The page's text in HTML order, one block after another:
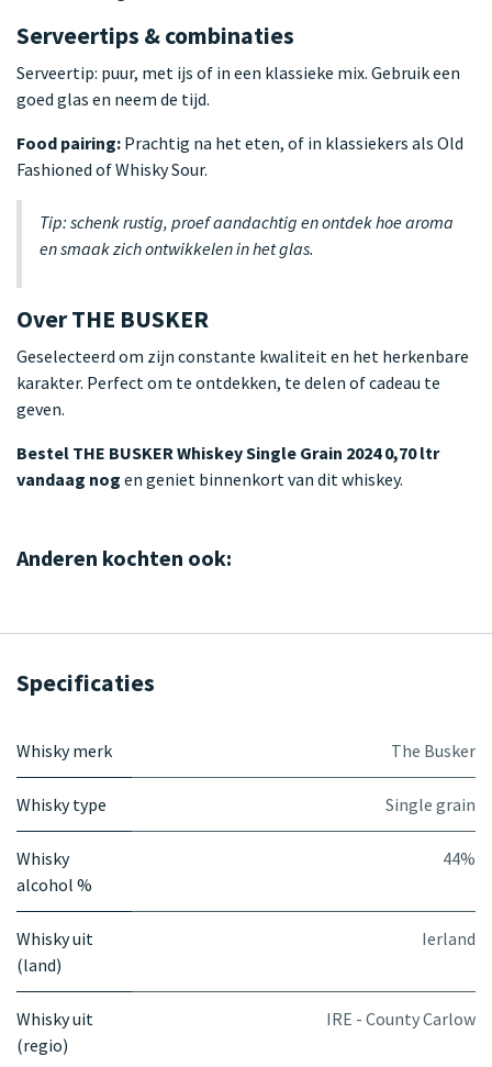
Serveertips & combinaties
Serveertip: puur, met ijs of in een klassieke mix. Gebruik een
goed glas en neem de tijd.
Food pairing: Prachtig na het eten, of in klassiekers als Old
Fashioned of Whisky Sour.
Tip: schenk rustig, proef aandachtig en ontdek hoe aroma
en smaak zich ontwikkelen in het glas.
Over THE BUSKER
Geselecteerd om zijn constante kwaliteit en het herkenbare
karakter. Perfect om te ontdekken, te delen of cadeau te
geven.
Bestel THE BUSKER Whiskey Single Grain 2024 0,70 ltr
vandaag nog en geniet binnenkort van dit whiskey.
Anderen kochten ook:
Specificaties
Whisky merk The Busker
Whisky type Single grain
Whisky
alcohol %
44%
Whisky uit
(land)
Ierland
Whisky uit
(regio)
IRE - County Carlow